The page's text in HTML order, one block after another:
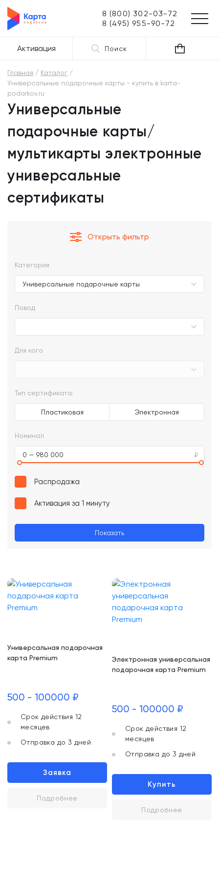
8 (800) 302-03-72
8 (495) 955-90-72
Активация Поиск
Главная
Каталог
Универсальные подарочные карты - купить в karta-
podarkov.ru
Универсальные
подарочные карты/
мультикарты электронные
универсальные
сертификаты
Открыть фильтр
Категория
Повод
Для кого
Тип сертификата:
Пластиковая Электронная
Номинал
0 — 980 000
Распродажа
Активация за 1 минуту
Показать
Универсальная подарочная
карта Premium
500 - 100000 ₽
Срок действия 12
месяцев
Отправка до 3 дней
Заявка
Подробнее
Электронная универсальная
подарочная карта Premium
500 - 100000 ₽
Срок действия 12
месяцев
Отправка до 3 дней
Купить
Подробнее